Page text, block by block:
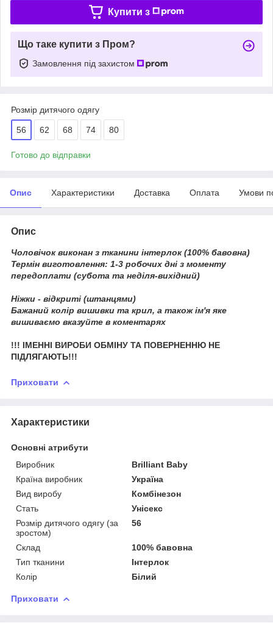
Купити з
Що таке купити з Пром?
Замовлення під захистом
Розмір дитячого одягу
56 62 68 74 80
Готово до відправки
Опис Характеристики Доставка Оплата Умови
Опис
Чоловічок виконан з тканини інтерлок (100% бавовна)
Термін виготовлення: 1-3 робочих дні з моменту
передоплати (субота та неділя-вихідний)
Ніжки - відкриті (штанцями)
Бажаний колір вишивки та крил, а також ім'я яке
вишиваємо вказуйте в коментарях
!!! ІМЕННІ ВИРОБИ ОБМІНУ ТА ПОВЕРНЕННЮ НЕ
ПІДЛЯГАЮТЬ!!!
Приховати
Характеристики
Основні атрибути
Виробник
Brilliant Baby
Країна виробник
Україна
Вид виробу
Комбінезон
Стать
Унісекс
Розмір дитячого одягу (за
зростом)
56
Склад
100% бавовна
Тип тканини
Інтерлок
Колір
Білий
Приховати